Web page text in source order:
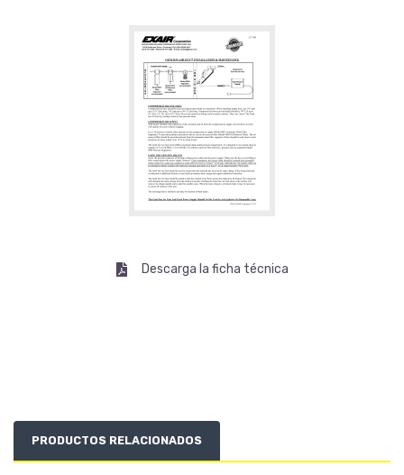
Descarga la ficha técnica
PRODUCTOS RELACIONADOS